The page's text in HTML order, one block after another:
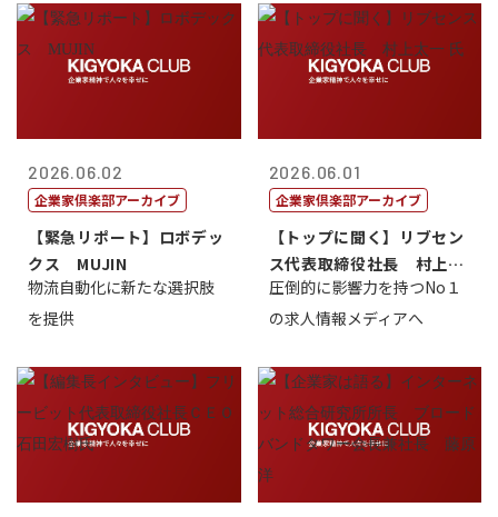
2026.06.02
企業家倶楽部アーカイブ
【緊急リポート】ロボデッ
クス MUJIN
物流自動化に新たな選択肢
を提供
2026.06.01
企業家倶楽部アーカイブ
【トップに聞く】リブセン
ス代表取締役社長 村上太
一 氏
圧倒的に影響力を持つNo１
の求人情報メディアへ